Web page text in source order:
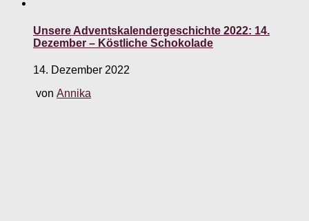
Unsere Adventskalendergeschichte 2022: 14.
Dezember – Köstliche Schokolade
14. Dezember 2022
von Annika